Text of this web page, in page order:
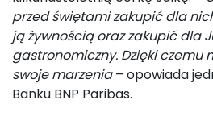
przed świętami zakupić dla
ją żywnością oraz zakupić dla
gastronomiczny. Dzięki czemu
swoje marzenia– opowiada
Banku BNP Paribas.